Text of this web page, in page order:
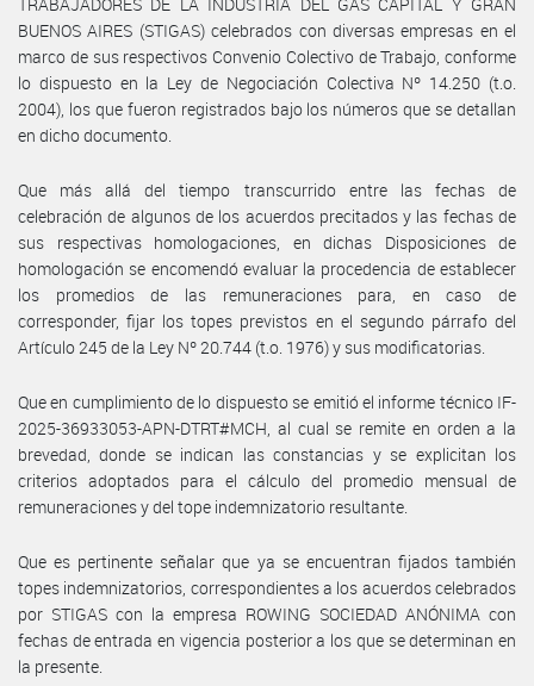
BUENOS AIRES (STIGAS) celebrados con diversas empresas en el
marco de sus respectivos Convenio Colectivo de Trabajo, conforme
lo dispuesto en la Ley de Negociación Colectiva Nº 14.250 (t.o.
2004), los que fueron registrados bajo los números que se detallan
en dicho documento.
Que más allá del tiempo transcurrido entre las fechas de
celebración de algunos de los acuerdos precitados y las fechas de
sus respectivas homologaciones, en dichas Disposiciones de
homologación se encomendó evaluar la procedencia de establecer
los promedios de las remuneraciones para, en caso de
corresponder, fijar los topes previstos en el segundo párrafo del
Artículo 245 de la Ley Nº 20.744 (t.o. 1976) y sus modificatorias.
Que en cumplimiento de lo dispuesto se emitió el informe técnico IF-
2025-36933053-APN-DTRT#MCH, al cual se remite en orden a la
brevedad, donde se indican las constancias y se explicitan los
criterios adoptados para el cálculo del promedio mensual de
remuneraciones y del tope indemnizatorio resultante.
Que es pertinente señalar que ya se encuentran fijados también
topes indemnizatorios, correspondientes a los acuerdos celebrados
por STIGAS con la empresa ROWING SOCIEDAD ANÓNIMA con
fechas de entrada en vigencia posterior a los que se determinan en
la presente.